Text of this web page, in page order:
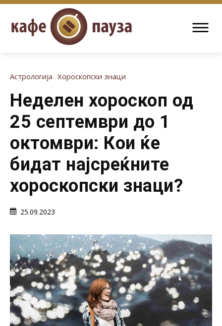
Астрологија Хороскопски знаци
Неделен хороскоп од
25 септември до 1
октомври: Кои ќе
бидат најсреќните
хороскопски знаци?
25.09.2023